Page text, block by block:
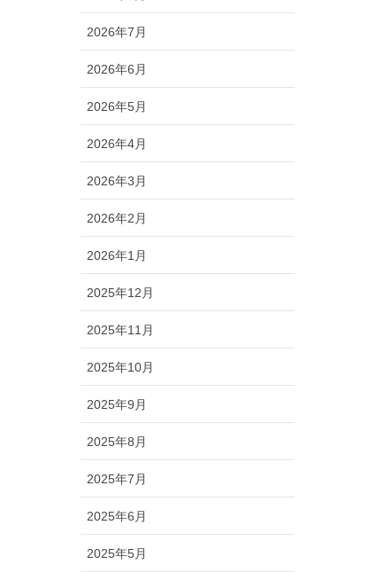
2026年7月
2026年6月
2026年5月
2026年4月
2026年3月
2026年2月
2026年1月
2025年12月
2025年11月
2025年10月
2025年9月
2025年8月
2025年7月
2025年6月
2025年5月